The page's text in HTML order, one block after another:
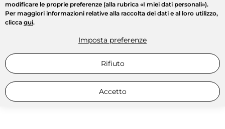
modificare le proprie preferenze (alla rubrica «I miei dati personali»).
Per maggiori informazioni relative alla raccolta dei dati e al loro utilizzo,
clicca qui.
Imposta preferenze
Rifiuto
Accetto